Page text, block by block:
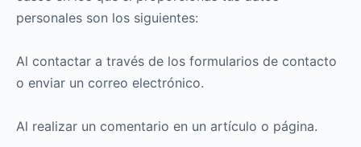
personales son los siguientes:
Al contactar a través de los formularios de contacto
o enviar un correo electrónico.
Al realizar un comentario en un artículo o página.